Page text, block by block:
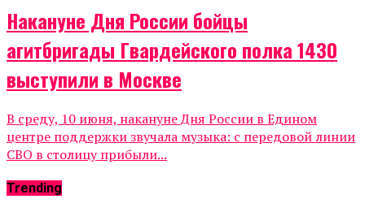
Накануне Дня России бойцы
агитбригады Гвардейского полка 1430
выступили в Москве
В среду, 10 июня, накануне Дня России в Едином
центре поддержки звучала музыка: с передовой линии
СВО в столицу прибыли...
Trending